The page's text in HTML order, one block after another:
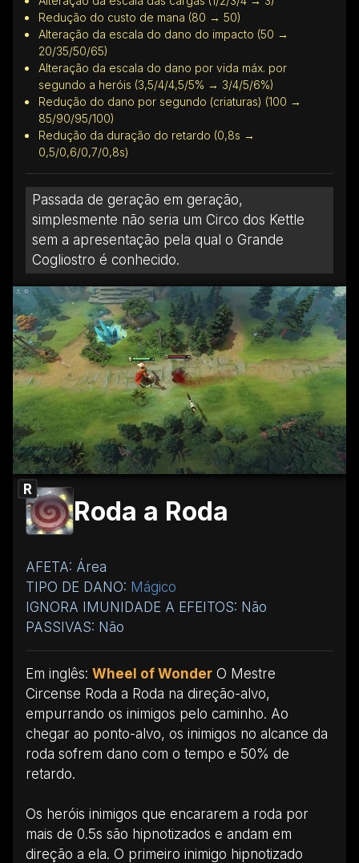
Redução do custo de mana (80 → 50)
Alteração da escala do dano do impacto (50 →
20/35/50/65)
Alteração da escala do dano por vida máx. por
segundo a heróis (3,5/4/4,5/5% → 3/4/5/6%)
Redução do dano por segundo (criaturas) (100 →
85/90/95/100)
Redução da duração do retardo (0,8s →
0,5/0,6/0,7/0,8s)
Passada de geração em geração,
simplesmente não seria um Circo dos Kettle
sem a apresentação pela qual o Grande
Cogliostro é conhecido.
R
Roda a Roda
AFETA: Área
TIPO DE DANO: Mágico
IGNORA IMUNIDADE A EFEITOS: Não
PASSIVAS: Não
Em inglês: Wheel of Wonder O Mestre
Circense Roda a Roda na direção-alvo,
empurrando os inimigos pelo caminho. Ao
chegar ao ponto-alvo, os inimigos no alcance da
roda sofrem dano com o tempo e 50% de
retardo.
Os heróis inimigos que encararem a roda por
mais de 0.5s são hipnotizados e andam em
direção a ela. O primeiro inimigo hipnotizado